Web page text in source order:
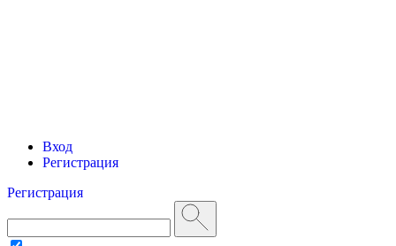
Вход
Регистрация
Регистрация